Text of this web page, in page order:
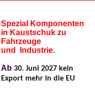
Spezial Komponenten
in Kaustschuk zu
Fahrzeuge
und Industrie.
Ab 30. Juni 2027 kein
Export mehr in die EU